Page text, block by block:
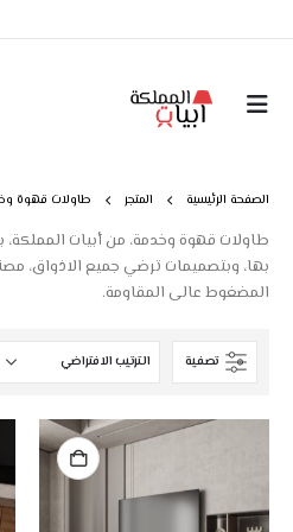
الصفحة الرئيسية المتجر طاولات قهوة
طاولات قهوة وخدمة، من أبيات المملكة،
بها، وبتصميمات ترضي جميع الاذواق،
المضغوط عالى المقاومة.
تصفية